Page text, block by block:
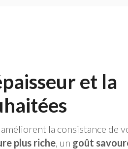
et la
la consistance de
plus riche , un goût